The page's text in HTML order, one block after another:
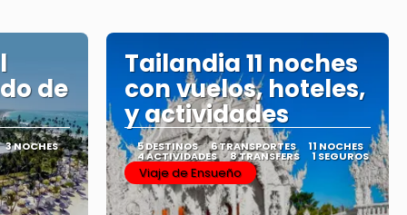
de
3 NOCHES
Tailandia 11 noches
con vuelos, hoteles,
y actividades
5 DESTINOS 6 TRANSPORTES 11 NOCHES
4 ACTIVIDADES 8 TRANSFERS 1 SEGUROS
Viaje de Ensueño